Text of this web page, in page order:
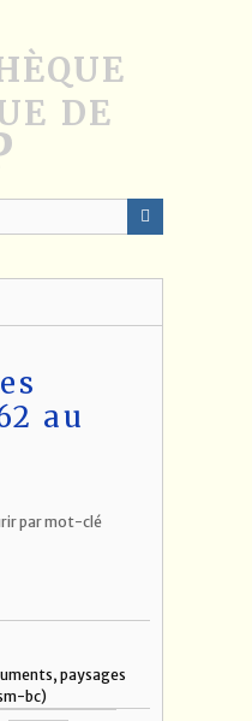
au
par mot-clé
paysages
bc)